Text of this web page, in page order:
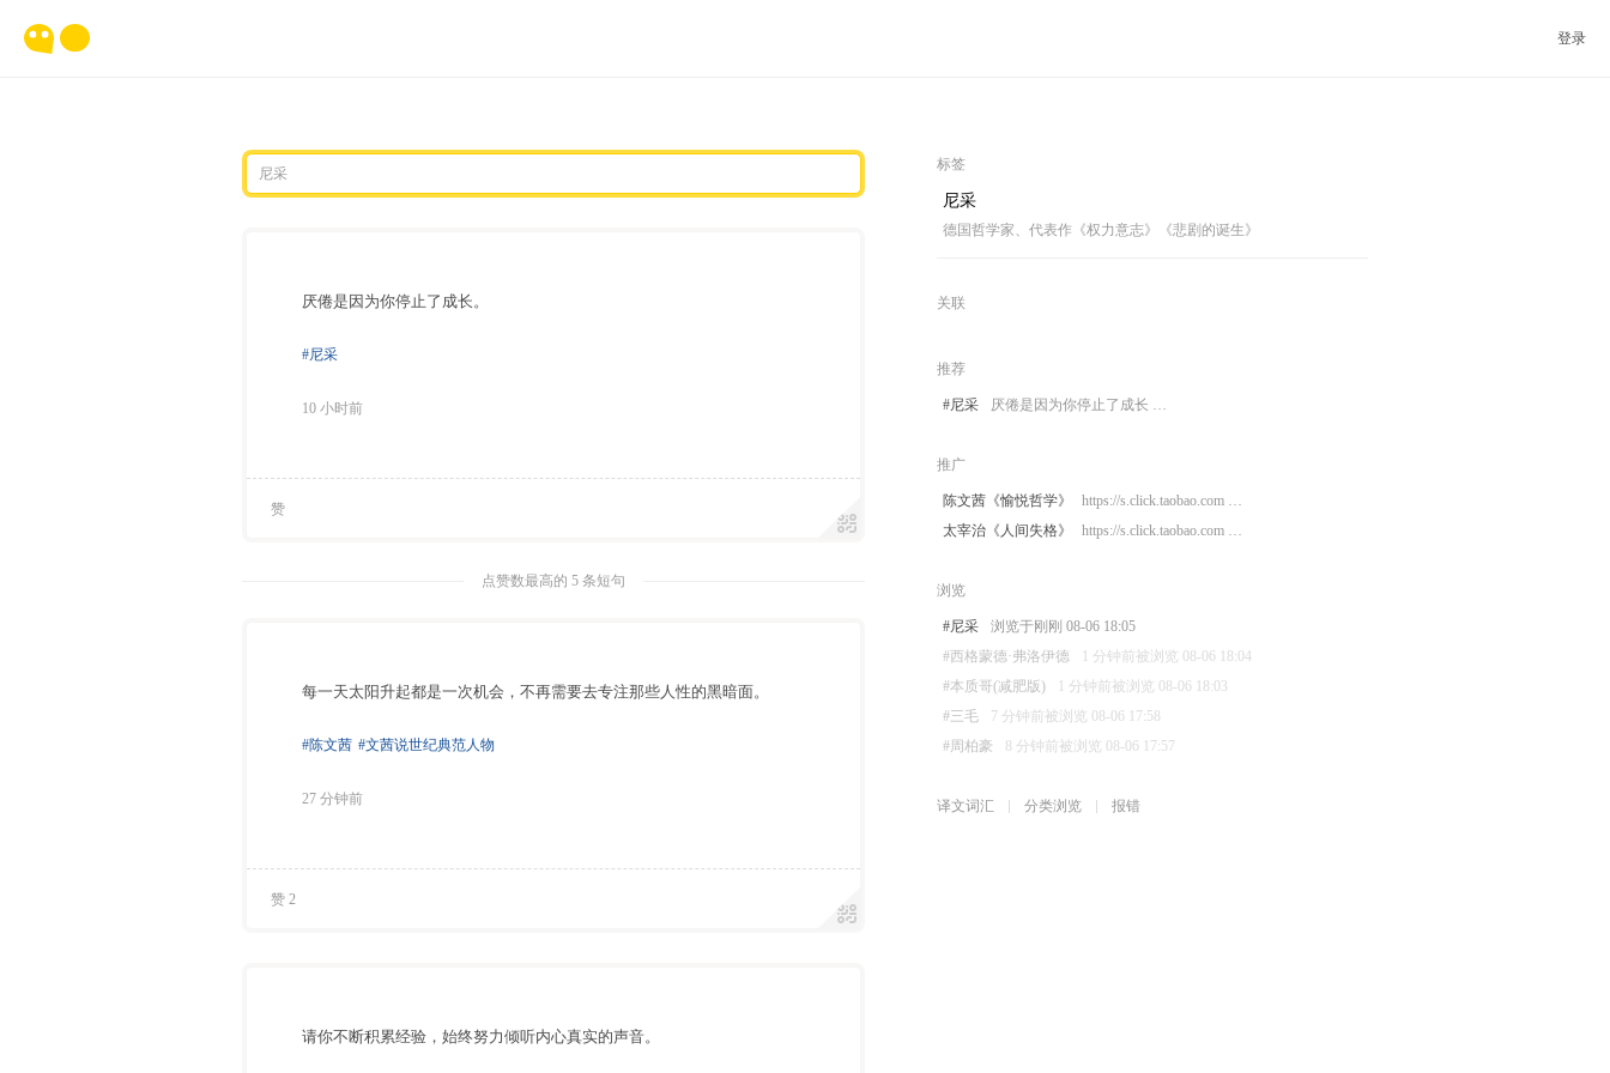
登录
厌倦是因为你停止了成长。
#尼采
10 小时前
赞
点赞数最高的 5 条短句
每一天太阳升起都是一次机会，不再需要去专注那些人性的黑暗面。
#陈文茜 #文茜说世纪典范人物
27 分钟前
赞 2
请你不断积累经验，始终努力倾听内心真实的声音。
标签
尼采
德国哲学家、代表作《权力意志》《悲剧的诞生》
关联
推荐
#尼采 厌倦是因为你停止了成长 …
推广
陈文茜《愉悦哲学》
https://s.click.taobao.com …
太宰治《人间失格》
https://s.click.taobao.com …
浏览
#尼采
浏览于刚刚 08-06 18:05
#西格蒙德·弗洛伊德
1 分钟前被浏览 08-06 18:04
#本质哥(减肥版)
1 分钟前被浏览 08-06 18:03
#三毛
7 分钟前被浏览 08-06 17:58
#周柏豪
8 分钟前被浏览 08-06 17:57
译文词汇 分类浏览 报错